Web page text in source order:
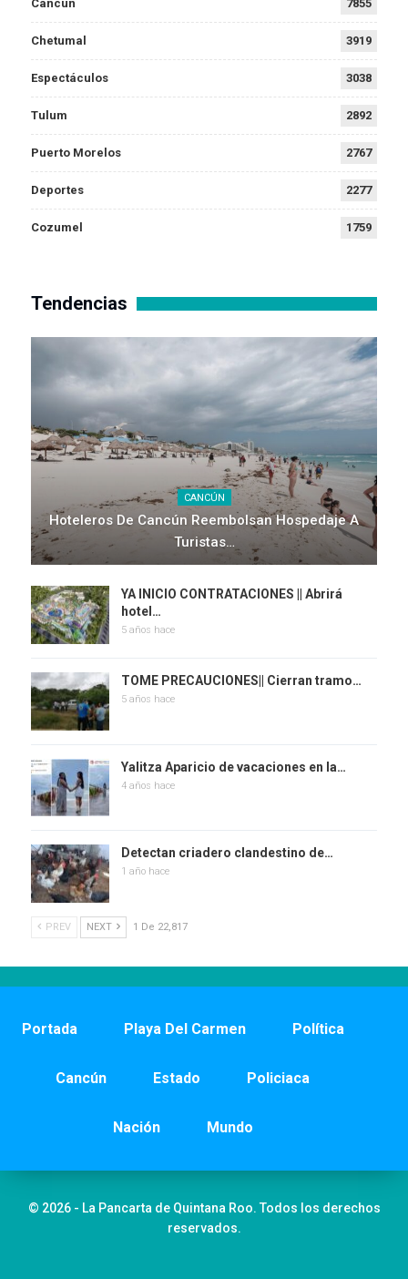
Cancún 7855
Chetumal 3919
Espectáculos 3038
Tulum 2892
Puerto Morelos 2767
Deportes 2277
Cozumel 1759
Tendencias
CANCÚN
Hoteleros De Cancún Reembolsan Hospedaje A
Turistas…
YA INICIO CONTRATACIONES || Abrirá
hotel…
5 años hace
TOME PRECAUCIONES|| Cierran tramo…
5 años hace
Yalitza Aparicio de vacaciones en la…
4 años hace
Detectan criadero clandestino de…
1 año hace
PREV NEXT 1 De 22,817
Portada Playa Del Carmen Política
Cancún Estado Policiaca
Nación Mundo
© 2026 - La Pancarta de Quintana Roo. Todos los derechos
reservados.